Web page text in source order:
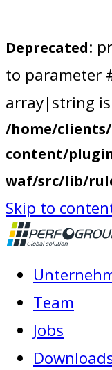
Deprecated:
to parameter
array|string
/home/clients/
content/
waf/src/lib/
Skip to
Team
Jobs